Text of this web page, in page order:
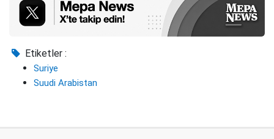
Etiketler :
Suriye
Suudi Arabistan